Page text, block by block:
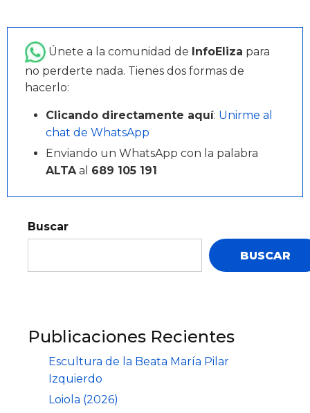
Únete a la comunidad de InfoEliza para
no perderte nada. Tienes dos formas de
hacerlo:
Clicando directamente aquí: Unirme al
chat de WhatsApp
Enviando un WhatsApp con la palabra
ALTAal 689 105 191
Buscar
BUSCAR
Publicaciones Recientes
Escultura de la Beata María Pilar
Izquierdo
Loiola (2026)